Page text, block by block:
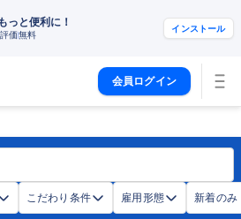
っと便利に！
価無料
インストール
会員ログイン
こだわり条件 雇用形態 新着のみ